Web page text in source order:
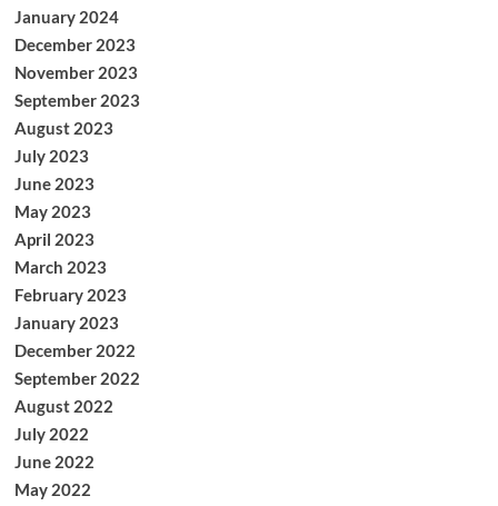
January 2024
December 2023
November 2023
September 2023
August 2023
July 2023
June 2023
May 2023
April 2023
March 2023
February 2023
January 2023
December 2022
September 2022
August 2022
July 2022
June 2022
May 2022